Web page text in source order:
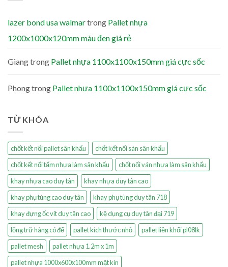
lazer bond usa walmartrong Pallet nhựa
1200x1000x120mm màu đen giá rẻ
Giangtrong Pallet nhựa 1100x1100x150mm giá cực sốc
Phongtrong Pallet nhựa 1100x1100x150mm giá cực sốc
TỪ KHÓA
chốt kết nối pallet sân khấu
chốt kết nối sàn sân khấu
chốt kết nối tấm nhựa làm sân khấu
chốt nối ván nhựa làm sân khấu
khay nhựa cao duy tân
khay nhựa duy tân cao
khay phụ tùng cao duy tân
khay phụ tùng duy tân 718
khay đựng ốc vít duy tân cao
kệ dụng cụ duy tân đại 719
lồng trữ hàng có đế
pallet kích thước nhỏ
pallet liền khối pl08lk
pallet mesh
pallet nhựa 1.2m x 1m
pallet nhựa 1000x600x100mm mặt kín